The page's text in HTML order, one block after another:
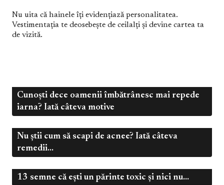
Nu uita că hainele îți evidențiază personalitatea.
Vestimentația te deosebește de ceilalți și devine cartea ta
de vizită.
Ian 3, 2023 Frumusețe ,Sănătate
Cunoști dece oamenii îmbătrânesc mai repede
iarna? Iată câteva motive
Dec 30, 2022 Frumusețe,Sănătate
Nu știi cum să scapi de acnee? Iată câteva
remedii...
Dec 16, 2022 Frumusețe
13 semne că ești un părinte toxic și nici nu...